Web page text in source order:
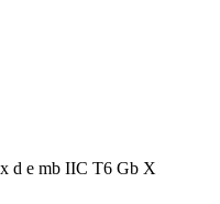
e mb IIC T6 Gb X